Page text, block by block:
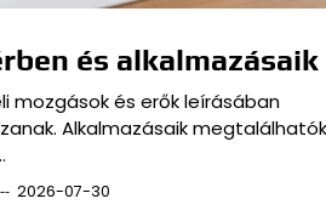
és alkalmazásaik
mozgások és erők leírásában
Alkalmazásaik
2026-07-30